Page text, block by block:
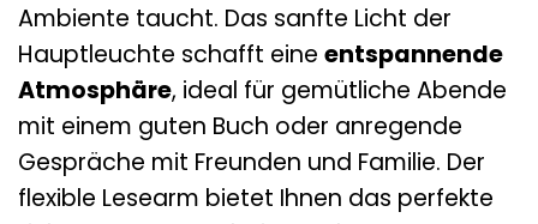
Ambiente taucht. Das sanfte Licht der
Hauptleuchte schafft eine entspannende
Atmosphäre, ideal für gemütliche Abende
mit einem guten Buch oder anregende
Gespräche mit Freunden und Familie. Der
flexible Lesearm bietet Ihnen das perfekte